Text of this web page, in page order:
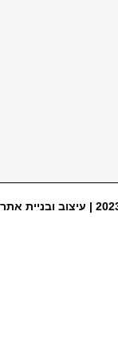
עיצוב ובניית